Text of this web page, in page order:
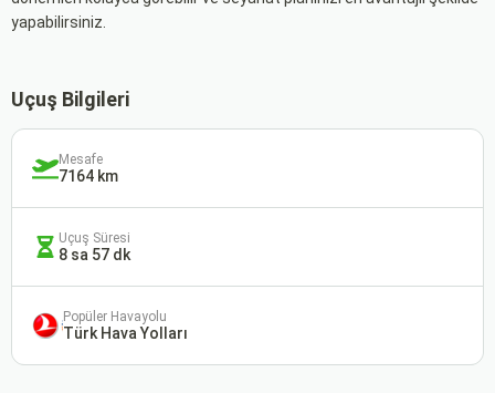
yapabilirsiniz.
Uçuş Bilgileri
Mesafe
7164 km
Uçuş Süresi
8 sa 57 dk
Popüler Havayolu
Türk Hava Yolları